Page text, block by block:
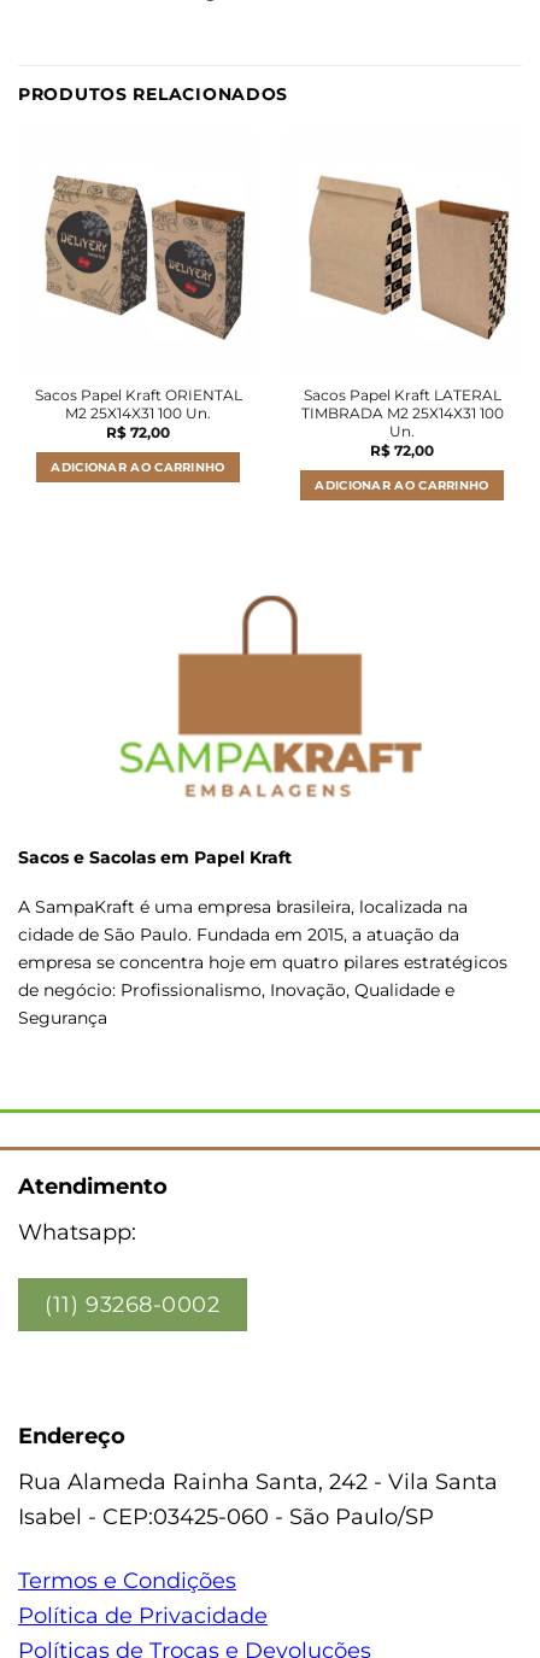
PRODUTOS RELACIONADOS
Sacos Papel Kraft ORIENTAL
M2 25X14X31 100 Un.
R$ 72,00
ADICIONAR AO CARRINHO
Sacos Papel Kraft LATERAL
TIMBRADA M2 25X14X31 100
Un.
R$ 72,00
ADICIONAR AO CARRINHO
Sacos e Sacolas em Papel Kraft
A SampaKraft é uma empresa brasileira, localizada na
cidade de São Paulo. Fundada em 2015, a atuação da
empresa se concentra hoje em quatro pilares estratégicos
de negócio: Profissionalismo, Inovação, Qualidade e
Segurança
Atendimento
Whatsapp:
(11) 93268-0002
Endereço
Rua Alameda Rainha Santa, 242 - Vila Santa
Isabel - CEP:03425-060 - São Paulo/SP
Termos e Condições
Política de Privacidade
Políticas de Trocas e Devoluções